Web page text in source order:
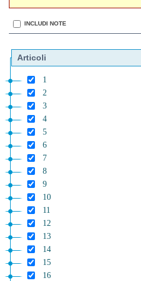
INCLUDI NOTE
Articoli
1
2
3
4
5
6
7
8
9
10
11
12
13
14
15
16